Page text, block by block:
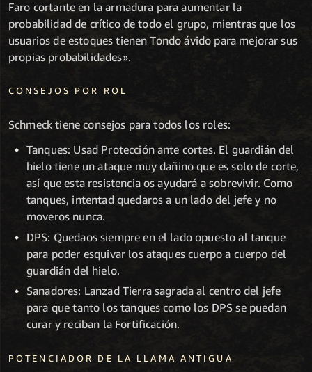
Faro cortante en la armadura para aumentar la
probabilidad de crítico de todo el grupo, mientras que los
usuarios de estoques tienen Tondo ávido para mejorar sus
propias probabilidades».
CONSEJOS POR ROL
Schmeck tiene consejos para todos los roles:
Tanques: Usad Protección ante cortes. El guardián del
hielo tiene un ataque muy dañino que es solo de corte,
así que esta resistencia os ayudará a sobrevivir. Como
tanques, intentad quedaros a un lado del jefe y no
moveros nunca.
DPS: Quedaos siempre en el lado opuesto al tanque
para poder esquivar los ataques cuerpo a cuerpo del
guardián del hielo.
Sanadores: Lanzad Tierra sagrada al centro del jefe
para que tanto los tanques como los DPS se puedan
curar y reciban la Fortificación.
POTENCIADOR DE LA LLAMA ANTIGUA